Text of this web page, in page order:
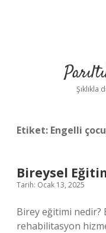
Şıklıkla
Etiket: Engelli
Bireysel
Tarih: Ocak 13, 2025
Birey eğitimi nedir?
rehabilitasyon